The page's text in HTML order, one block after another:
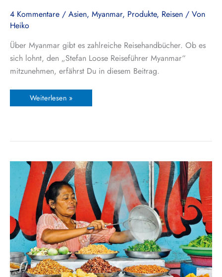
4 Kommentare / Asien, Myanmar, Produkte, Reisen / Von
Heiko
Über Myanmar gibt es zahlreiche Reisehandbücher. Ob es
sich lohnt, den „Stefan Loose Reiseführer Myanmar“
mitzunehmen, erfährst Du in diesem Beitrag.
Weiterlesen »
Buchbesprechung:
„Stefan
Loose
Reiseführer
Indonesien“